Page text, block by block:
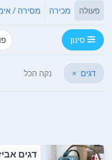
פעולה מכירה מסירה /
סינון
דגים × נקה הכל
דגים